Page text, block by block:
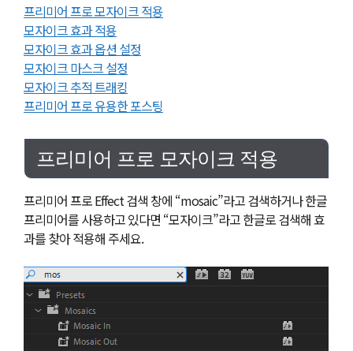
프리미어 프로 모자이크 적용
모자이크 효과 적용
모자이크 효과 옵션 설정
모자이크 마스크 설정
모자이크 추적 트래킹
프리미어 프로 유용한 포스팅
프리미어 프로 모자이크 적용
프리미어 프로 Effect 검색 창에 “mosaic”라고 검색하거나 한글
프리미어를 사용하고 있다면 “모자이크”라고 한글로 검색해 효
과를 찾아 적용해 주세요.